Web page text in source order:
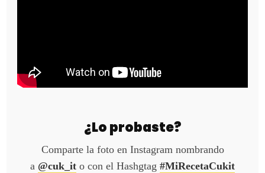
¿Lo probaste?
Comparte la foto en Instagram nombrando
a @cuk_it o con el Hashgtag #MiRecetaCukit